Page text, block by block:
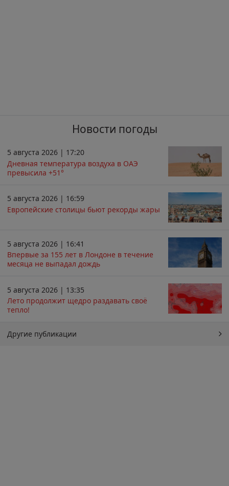
Новости погоды
5 августа 2026 | 17:20
Дневная температура воздуха в ОАЭ
превысила +51°
5 августа 2026 | 16:59
Европейские столицы бьют рекорды жары
5 августа 2026 | 16:41
Впервые за 155 лет в Лондоне в течение
месяца не выпадал дождь
5 августа 2026 | 13:35
Лето продолжит щедро раздавать своё
тепло!
Другие публикации